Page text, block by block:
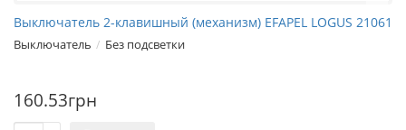
Выключатель 2-клавишный (механизм) EFAPEL LOGUS 21061
Выключатель Без подсветки
160.53грн